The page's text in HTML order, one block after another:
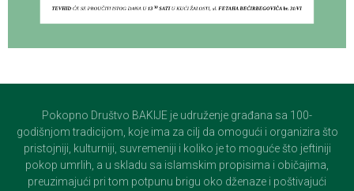
Pokopno Društvo BAKIJE je udruženje građana sa 100-
godišnjom tradicijom, koje ima za cilj da omogući i organizira što
pristojniji, kulturniji, suvremeniji i koliko je to moguće što jeftiniji
pokop umrlih, a u skladu sa islamskim propisima i običajima,
preuzimajući pri tom potpunu brigu oko dženaze i poštivajući